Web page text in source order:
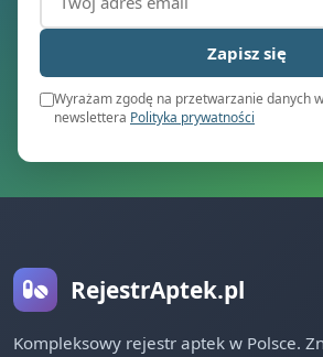
Zapisz się
Wyrażam zgodę na przetwarzanie danych
newslettera Polityka prywatności
RejestrAptek.pl
Kompleksowy rejestr aptek w Polsce.